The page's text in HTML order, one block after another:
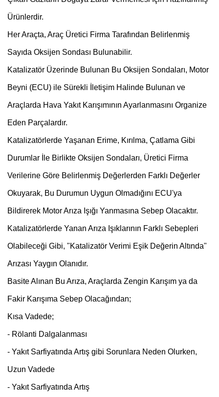
Ürünlerdir.
Her Araçta, Araç Üretici Firma Tarafından Belirlenmiş
Sayıda Oksijen Sondası Bulunabilir.
Katalizatör Üzerinde Bulunan Bu Oksijen Sondaları, Motor
Beyni (ECU) ile Sürekli İletişim Halinde Bulunan ve
Araçlarda Hava Yakıt Karışımının Ayarlanmasını Organize
Eden Parçalardır.
Katalizatörlerde Yaşanan Erime, Kırılma, Çatlama Gibi
Durumlar İle Birlikte Oksijen Sondaları, Üretici Firma
Verilerine Göre Belirlenmiş Değerlerden Farklı Değerler
Okuyarak, Bu Durumun Uygun Olmadığını ECU'ya
Bildirerek Motor Arıza Işığı Yanmasına Sebep Olacaktır.
Katalizatörlerde Yanan Arıza Işıklarının Farklı Sebepleri
Olabileceği Gibi, "Katalizatör Verimi Eşik Değerin Altında"
Arızası Yaygın Olanıdır.
Basite Alınan Bu Arıza, Araçlarda Zengin Karışım ya da
Fakir Karışıma Sebep Olacağından;
Kısa Vadede;
- Rölanti Dalgalanması
- Yakıt Sarfiyatında Artış gibi Sorunlara Neden Olurken,
Uzun Vadede
- Yakıt Sarfiyatında Artış